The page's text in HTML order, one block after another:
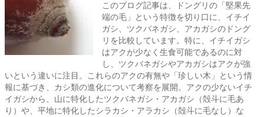
このブログ記事は、ドングリの「堅果先
端の毛」という特徴を切り口に、イチイ
ガシ、ツクバネガシ、アカガシのドング
リを比較しています。特に、イチイガシ
はアクが少なく生食可能であるのに対
し、ツクバネガシやアカガシはアクが強
いという違いに注目。これらのアクの有無や「珍しい木」という情
報に基づき、カシ類の進化について考察を展開。アクの少ないイチ
イガシから、山に特化したツクバネガシ・アカガシ（殻斗に毛あ
り）や、平地に特化したシラカシ・アラカシ（殻斗に毛なし）な